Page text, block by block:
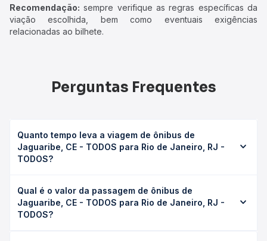
Recomendação: sempre verifique as regras específicas da
viação escolhida, bem como eventuais exigências
relacionadas ao bilhete.
Perguntas Frequentes
Quanto tempo leva a viagem de ônibus de
Jaguaribe, CE - TODOS para Rio de Janeiro, RJ -
TODOS?
de Janeiro, RJ - TODOS leva em média 0 horas, podendo
variar conforme a viação, o tipo de serviço (convencional,
executivo ou leito) e as condições de tráfego. Na Quero
Qual é o valor da passagem de ônibus de
Jaguaribe, CE - TODOS para Rio de Janeiro, RJ -
TODOS?